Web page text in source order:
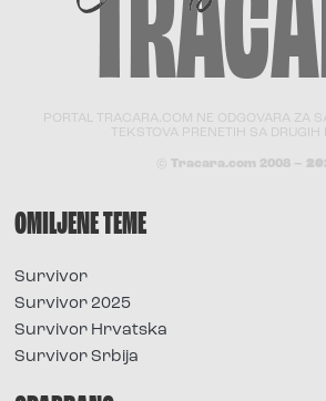
PORTAL TRACARA.COM NE ODGOVARA ZA
TEKSTOVA PRENETIH SA DRUGIH
© Tracara.com 2008 –
OMILJENE TEME
Survivor
Survivor 2025
Survivor Hrvatska
Survivor Srbija